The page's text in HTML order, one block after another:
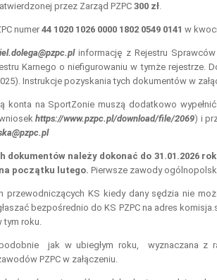
przez Zarząd PZPC300 zł.
numer44 1020 1026 0000 1802 0549 0141 w
informację z Rejestru
Karnego o niefigurowaniu w tymże rejestrze.
Instrukcje pozyskania tych dokumentów w
konta na SportZonie muszą dodatkowo
https://www.pzpc.pl/download/file/2069) i
dokumentów należy dokonać do 31.01.2026
początku lutego. Pierwsze zawody
przewodniczących KS kiedy dany sędzia nie
bezpośrednio do KS PZPC na adres
tym roku.
jak w ubiegłym roku, wyznaczana z
PZPC w załączeniu.